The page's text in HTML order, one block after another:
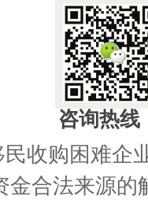
咨询热线
收购困难企
金合法来源的